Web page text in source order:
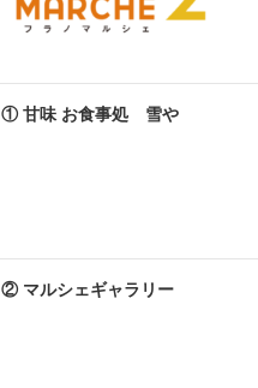
① 甘味 お食事処 雪や
② マルシェギャラリー